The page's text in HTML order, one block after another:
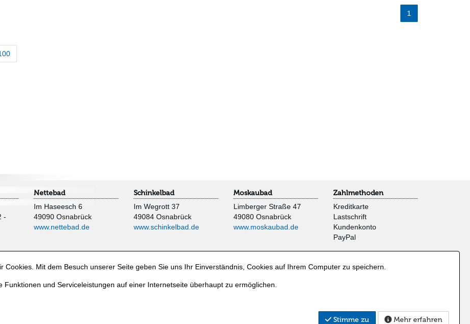
1
-
-
Nettebad
Im Haseesch 6
49090 Osnabrück
www.nettebad.de
Schinkelbad
Im Wegrott 37
49084 Osnabrück
www.schinkelbad.de
Moskaubad
Limberger Straße 47
49080 Osnabrück
www.moskaubad.de
Zahlmethoden
Kreditkarte
Lastschrift
Kundenkonto
PayPal
Mit dem Besuch unserer Seite geben Sie uns Ihr Einverständnis, Cookies auf Ihrem Computer zu speichern.
und Serviceleistungen auf einer Internetseite überhaupt zu ermöglichen.
Stimme zu Mehr erfahren